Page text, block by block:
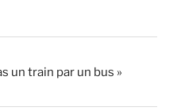
un train par un bus »